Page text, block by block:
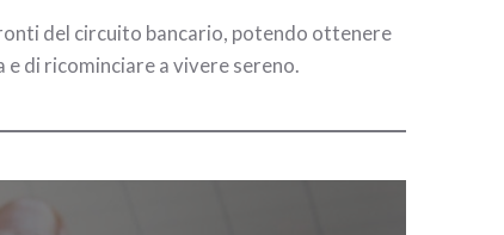
del circuito bancario, potendo ottenere
di ricominciare a vivere sereno.